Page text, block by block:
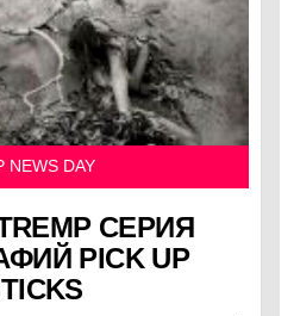
NEWS DAY
СЕРИЯ
PICK UP